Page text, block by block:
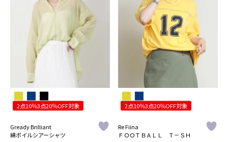
2点10％3点20％OFF対象
Gready Brilliant
綿ボイルシアーシャツ
2点10％3点20％OFF対象
Re Fiina
ＦＯＯＴＢＡＬＬ Ｔ－ＳＨ